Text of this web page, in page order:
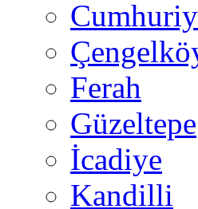
Ferah
Güzeltepe
İcadiye
Kandilli